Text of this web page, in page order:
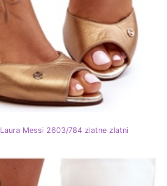
Messi 2603/784 zlatne zlatni